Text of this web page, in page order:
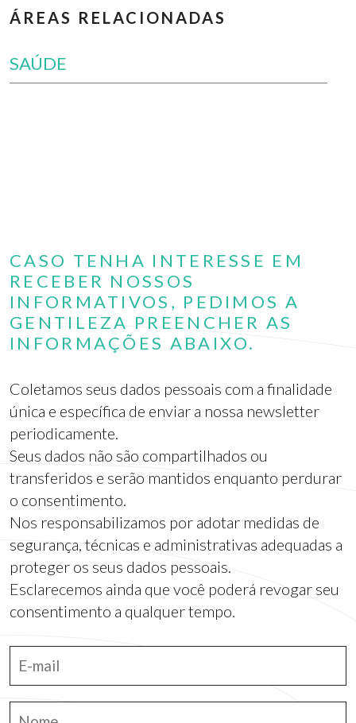
ÁREAS RELACIONADAS
SAÚDE
CASO TENHA INTERESSE EM
RECEBER NOSSOS
INFORMATIVOS, PEDIMOS A
GENTILEZA PREENCHER AS
INFORMAÇÕES ABAIXO.
Coletamos seus dados pessoais com a finalidade
única e específica de enviar a nossa newsletter
periodicamente.
Seus dados não são compartilhados ou
transferidos e serão mantidos enquanto perdurar
o consentimento.
Nos responsabilizamos por adotar medidas de
segurança, técnicas e administrativas adequadas a
proteger os seus dados pessoais.
Esclarecemos ainda que você poderá revogar seu
consentimento a qualquer tempo.